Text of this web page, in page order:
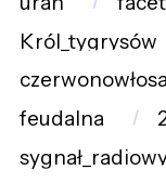
Król_tygrysów
feudalna